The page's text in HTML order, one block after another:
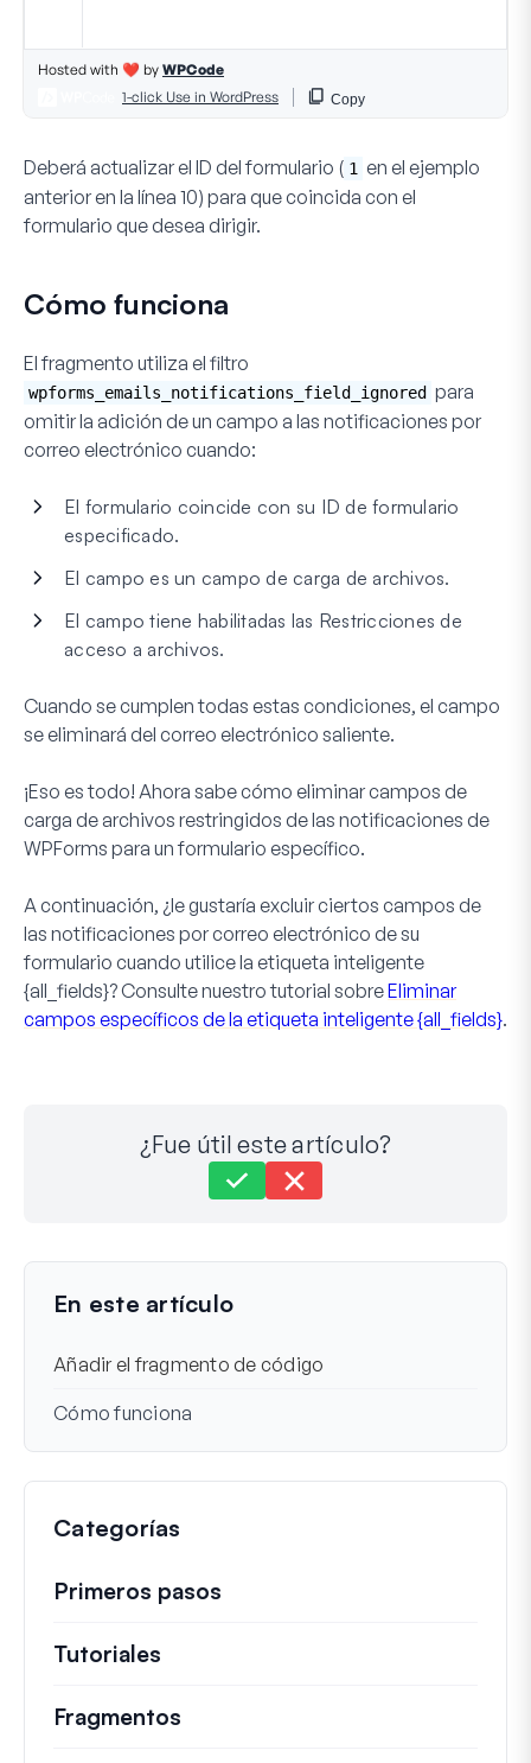
Deberá actualizar el ID del formulario ( 1 en el ejemplo
anterior en la línea 10) para que coincida con el
formulario que desea dirigir.
Cómo funciona
El fragmento utiliza el filtro
wpforms_emails_notifications_field_ignored para
omitir la adición de un campo a las notificaciones por
correo electrónico cuando:
El formulario coincide con su ID de formulario
especificado.
El campo es un campo de carga de archivos.
El campo tiene habilitadas las Restricciones de
acceso a archivos.
Cuando se cumplen todas estas condiciones, el campo
se eliminará del correo electrónico saliente.
¡Eso es todo! Ahora sabe cómo eliminar campos de
carga de archivos restringidos de las notificaciones de
WPForms para un formulario específico.
A continuación, ¿le gustaría excluir ciertos campos de
las notificaciones por correo electrónico de su
formulario cuando utilice la etiqueta inteligente
{all_fields}? Consulte nuestro tutorial sobreEliminar
campos específicos de la etiqueta inteligente {all_fields}.
¿Fue útil este artículo?
Última actualización el 12 de agosto de 2025
En este artículo
Añadir el fragmento de código
Cómo funciona
Categorías
Primeros pasos
Tutoriales
Fragmentos